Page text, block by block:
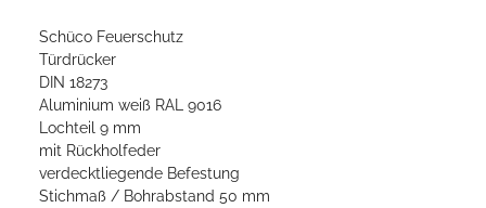
Schüco Feuerschutz
Türdrücker
DIN 18273
Aluminium weiß RAL 9016
Lochteil 9 mm
mit Rückholfeder
verdecktliegende Befestung
Stichmaß / Bohrabstand 50 mm